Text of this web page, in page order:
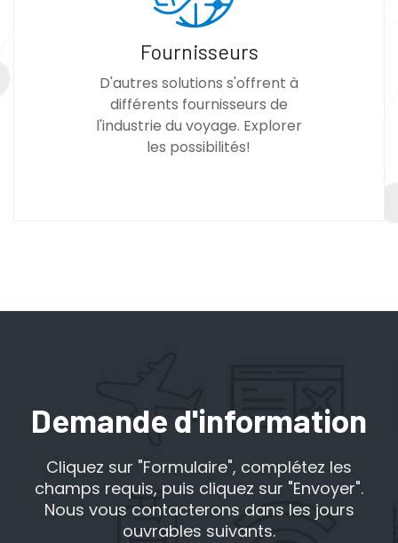
Fournisseurs
D'autres solutions s'offrent à
différents fournisseurs de
l'industrie du voyage. Explorer
les possibilités!
Demande d'information
Cliquez sur "Formulaire", complétez les
champs requis, puis cliquez sur "Envoyer".
Nous vous contacterons dans les jours
ouvrables suivants.